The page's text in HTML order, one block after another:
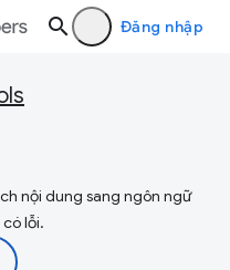
Đăng nhập
nội dung sang ngôn ngữ
lỗi.